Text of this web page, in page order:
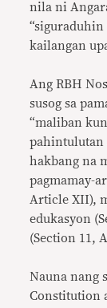
nila ni
“siguraduhin
kailangan
Ang RBH
susog sa
“maliban
pahintulutan
hakbang na
pagmamay-
Article XII),
edukasyon
(Section 11,
Nauna nang
Constitution